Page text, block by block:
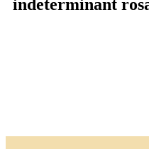
indeterminant